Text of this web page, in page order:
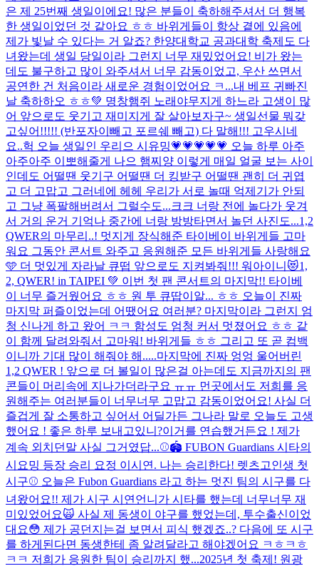
은 제 25번째 생일이에요! 많은 분들이 축하해주셔서 더 행복
한 생일이었던 것 같아요 ㅎㅎ 바위게들이 항상 곁에 있음에
제가 빛날 수 있다는 거 알죠? 한양대학교 공과대학 축제도 다
녀왔는데 생일 당일이라 그런지 너무 재밌었어요! 비가 왔는
데도 불구하고 많이 와주셔서 너무 감동이었고, 우산 쓰면서
공연한 건 처음이라 새로운 경험이었어요 ㅋ...내 베프 귀빠진
날 축하하오 ㅎㅎ💚 명창햄쥐 노래야무지게 하느라 고생이 많
어 앞으로도 웃기고 재미지게 잘 살아보자구~ 생일선물 뭐갖
고싶어!!!!! (반포자이빼고 포르쉐 빼고) 다 말해!!! 고우시네
요..헉 오늘 생일인 우리으 시유밍💗💗💗💗💗 오늘 하루 아주
아주아주 이뽀해줄게 나으 햄찌양 이렇게 매일 얼굴 보는 사이
인데도 어떨땐 웃기구 어떨땐 더 킹받구 어떨땐 괜히 더 귀엽
고 더 고맙고 그러네에 헤헤 우리가 서로 놀때 억제기가 안되
고 그냥 폭팔해버려서 그럴수도...크크 너랑 전에 놀다가 웃겨
서 거의 운거 기억나 중간에 너랑 방방타면서 놀던 사진도...1,2
QWER의 마무리..! 멋지게 장식해준 타이베이 바위게들 고마
워요 그동안 콘서트 와주고 응원해준 모든 바위게들 사랑해요
🩵 더 멋있게 자라날 큐떱 앞으로도 지켜봐줘!!! 워아이니😻1,
2, QWER! in TAIPEI 💚 이번 첫 팬 콘서트의 마지막!! 타이베
이 너무 즐거웠어요 ㅎㅎ 원 투 큐땁이알... ㅎㅎ 오늘이 진짜
마지막 퍼즐이었는데 어땠어요 여러분? 마지막이라 그런지 엄
청 신나게 하고 왔어 ㅋㅋ 함성도 엄청 커서 멋졌어요 ㅎㅎ 같
이 함께 달려와줘서 고마워! 바위게들 ㅎㅎ 그리고 또 곧 컴백
이니까 기대 많이 해줘야 해.....마지막에 진짜 엉엉 울어버린
1,2 QWER ! 앞으로 더 볼일이 많은걸 아는데도 지금까지의 팬
콘들이 머리속에 지나가더라구요 ㅠㅠ 먼곳에서도 저희를 응
원해주는 여러분들이 너무너무 고맙고 감동이었어요! 사실 더
즐겁게 잘 소통하고 싶어서 어딜가든 그나라 말로 오늘도 고생
했어요 ! 좋은 하루 보내고있니?이거를 연습했거든요 ! 제가
계속 외치던말 사실 그거였답...⚾️🏟️ FUBON Guardians 시타의
시요밍 등장 승리 요정 이시연. 나는 승리한다! 렛츠고인생 첫
시구⚾️ 오늘은 Fubon Guardians 라고 하는 멋진 팀의 시구를 다
녀왔어요!! 제가 시구 시연언니가 시타를 했는데 너무너무 재
미있었어요🙀 사실 제 동생이 야구를 했었는데, 투수출신이었
대요😳 제가 공던지는걸 보면서 피식 했겠죠..? 다음에 또 시구
를 하게된다면 동생한테 좀 알려달라고 해야겠어요 ㅋㅎㅋㅎ
ㅋㅋ 저희가 응원한 팀이 승리까지 했...2025년 첫 축제! 원광